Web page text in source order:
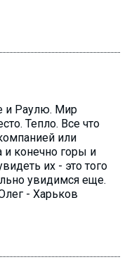
и Раулю. Мир
Тепло. Все что
или
конечно горы и
их - это того
увидимся еще.
- Харьков